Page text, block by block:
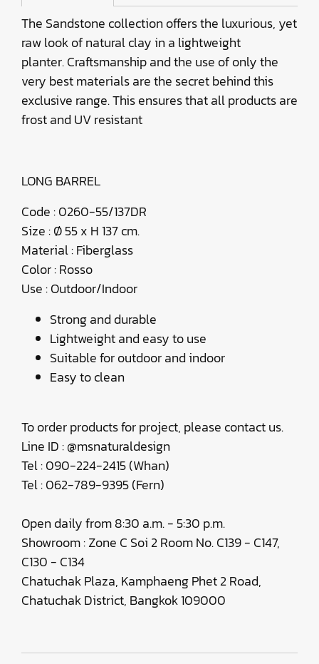
The Sandstone collection offers the luxurious, yet
raw look of natural clay in a lightweight
planter. Craftsmanship and the use of only the
very best materials are the secret behind this
exclusive range. This ensures that all products are
frost and UV resistant
LONG BARREL
Code : 0260-55/137DR
Size : Ø 55 x H 137 cm.
Material : Fiberglass
Color : Rosso
Use : Outdoor/Indoor
Strong and durable
Lightweight and easy to use
Suitable for outdoor and indoor
Easy to clean
To order products for project, please contact us.
Line ID : @msnaturaldesign
Tel : 090-224-2415 (Whan)
Tel : 062-789-9395 (Fern)
Open daily from 8:30 a.m. - 5:30 p.m.
Showroom : Zone C Soi 2 Room No. C139 - C147,
C130 - C134
Chatuchak Plaza, Kamphaeng Phet 2 Road,
Chatuchak District, Bangkok 109000